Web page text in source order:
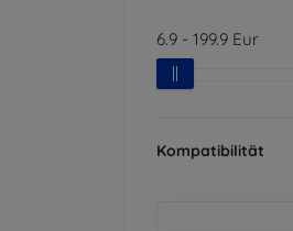
6.9 - 199.9 Eur
Kompatibilität